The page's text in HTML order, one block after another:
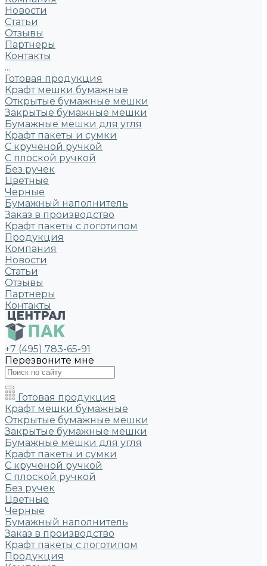
Новости
Статьи
Отзывы
Партнеры
Контакты
...
Готовая продукция
Крафт мешки бумажные
Открытые бумажные мешки
Закрытые бумажные мешки
Бумажные мешки для угля
Крафт пакеты и сумки
С крученой ручкой
С плоской ручкой
Без ручек
Цветные
Черные
Бумажный наполнитель
Заказ в производство
Крафт пакеты с логотипом
Продукция
Компания
Новости
Статьи
Отзывы
Партнеры
Контакты
+7 (495) 783-65-91
Перезвоните мне
Готовая продукция
Крафт мешки бумажные
Открытые бумажные мешки
Закрытые бумажные мешки
Бумажные мешки для угля
Крафт пакеты и сумки
С крученой ручкой
С плоской ручкой
Без ручек
Цветные
Черные
Бумажный наполнитель
Заказ в производство
Крафт пакеты с логотипом
Продукция